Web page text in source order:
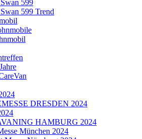
599
599 Trend
DRESDEN 2024
HAMBURG 2024
München 2024